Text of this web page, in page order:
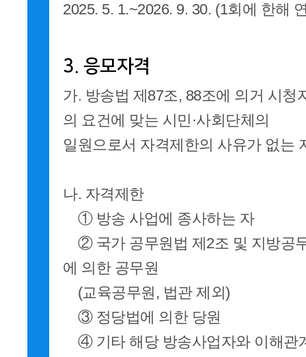
2025. 5. 1.~2026. 9. 30. (1회에 한해
3. 응모자격
가. 방송법 제87조, 88조에 의거 시청
의 요건에 맞는 시민·사회단체의
일원으로서 자격제한의 사유가 없는
나. 자격제한
① 방송 사업에 종사하는 자
② 국가 공무원법 제2조 및 지방공
에 의한 공무원
(교육공무원, 법관 제외)
③ 정당법에 의한 당원
④ 기타 해당 방송사업자와 이해관